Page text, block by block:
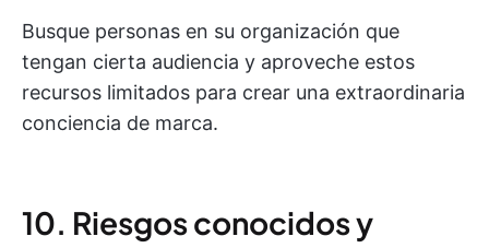
Busque personas en su organización que
tengan cierta audiencia y aproveche estos
recursos limitados para crear una extraordinaria
conciencia de marca.
10. Riesgos conocidos y